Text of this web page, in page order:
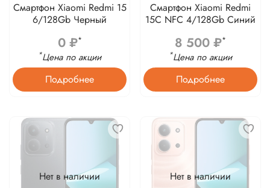
Смартфон Xiaomi Redmi 15
6/128Gb Черный
0 ₽*
*Цена по акции
Подробнее
Смартфон Xiaomi Redmi
15C NFC 4/128Gb Синий
8 500 ₽*
*Цена по акции
Подробнее
Нет в наличии Нет в наличии